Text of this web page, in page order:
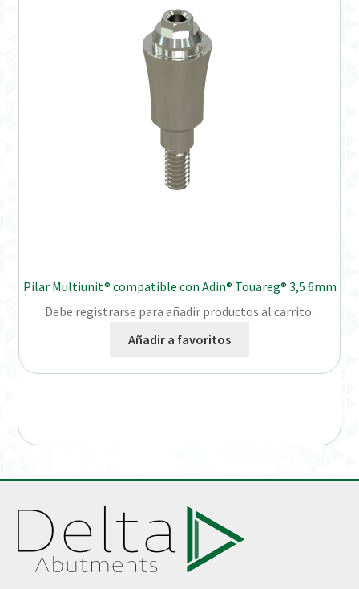
Pilar Multiunit® compatible con Adin® Touareg® 3,5 6mm
Debe registrarse para añadir productos al carrito.
Añadir a favoritos